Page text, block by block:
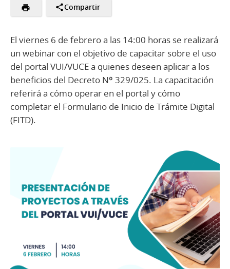
Compartir
El viernes 6 de febrero a las 14:00 horas se realizará
un webinar con el objetivo de capacitar sobre el uso
del portal VUI/VUCE a quienes deseen aplicar a los
beneficios del Decreto Nº 329/025. La capacitación
referirá a cómo operar en el portal y cómo
completar el Formulario de Inicio de Trámite Digital
(FITD).